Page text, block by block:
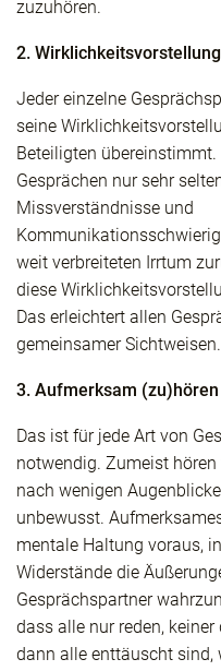
zuzuhören.
2.
Jeder einzelne
seine
Beteiligten
Gesprächen nur sehr
Missverständnisse und
weit verbreiteten Irrtum
diese
Das erleichtert allen
gemeinsamer Sichtweisen.
3. Aufmerksam (zu)hören
Das ist für jede Art von
notwendig. Zumeist
nach wenigen
unbewusst.
mentale Haltung voraus,
Widerstände die
Gesprächspartner
dass alle nur reden,
dann alle enttäuscht sind,